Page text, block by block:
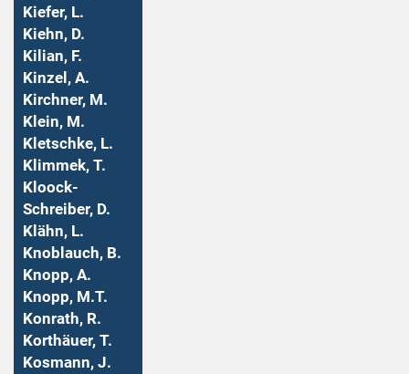
Kiefer, L.
Kiehn, D.
Kilian, F.
Kinzel, A.
Kirchner, M.
Klein, M.
Kletschke, L.
Klimmek, T.
Kloock-
Schreiber, D.
Klähn, L.
Knoblauch, B.
Knopp, A.
Knopp, M.T.
Konrath, R.
Korthäuer, T.
Kosmann, J.